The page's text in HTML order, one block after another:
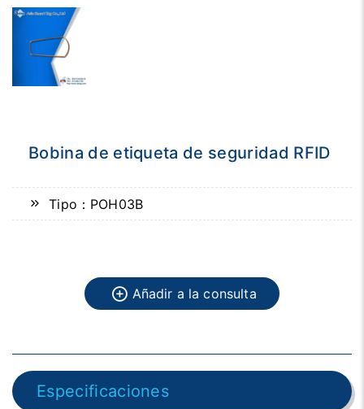
Bobina de etiqueta de seguridad RFID
Tipo：POH03B
Añadir a la consulta
Especificaciones